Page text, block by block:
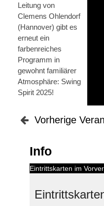
Leitung von
Clemens Ohlendorf
(Hannover) gibt es
erneut ein
farbenreiches
Programm in
gewohnt familiärer
Atmosphäre: Swing
Spirit 2025!
Vorherige
Info
Eintrittskarten im